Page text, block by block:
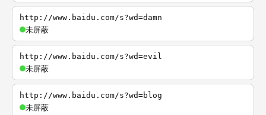
http://www.baidu.com/s?wd=damn
未屏蔽
http://www.baidu.com/s?wd=evil
未屏蔽
http://www.baidu.com/s?wd=blog
未屏蔽